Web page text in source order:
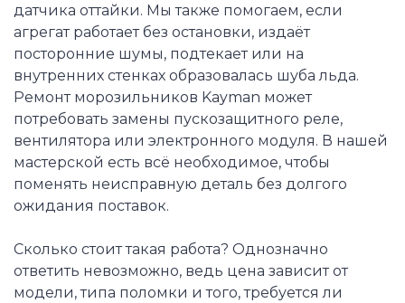
датчика оттайки. Мы также помогаем, если
агрегат работает без остановки, издаёт
посторонние шумы, подтекает или на
внутренних стенках образовалась шуба льда.
Ремонт морозильников Kayman может
потребовать замены пускозащитного реле,
вентилятора или электронного модуля. В нашей
мастерской есть всё необходимое, чтобы
поменять неисправную деталь без долгого
ожидания поставок.
Сколько стоит такая работа? Однозначно
ответить невозможно, ведь цена зависит от
модели, типа поломки и того, требуется ли